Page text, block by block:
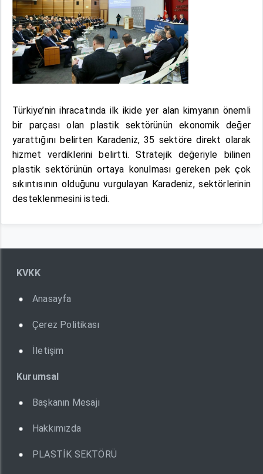
Türkiye’nin ihracatında ilk ikide yer alan kimyanın önemli
bir parçası olan plastik sektörünün ekonomik değer
yarattığını belirten Karadeniz, 35 sektöre direkt olarak
hizmet verdiklerini belirtti. Stratejik değeriyle bilinen
plastik sektörünün ortaya konulması gereken pek çok
sıkıntısının olduğunu vurgulayan Karadeniz, sektörlerinin
desteklenmesini istedi.
KVKK
Anasayfa
Çerez Politikası
İletişim
Kurumsal
Başkanın Mesajı
Hakkımızda
PLASTİK SEKTÖRÜ